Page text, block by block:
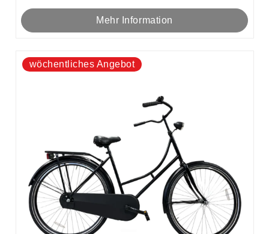
Mehr Information
wöchentliches Angebot